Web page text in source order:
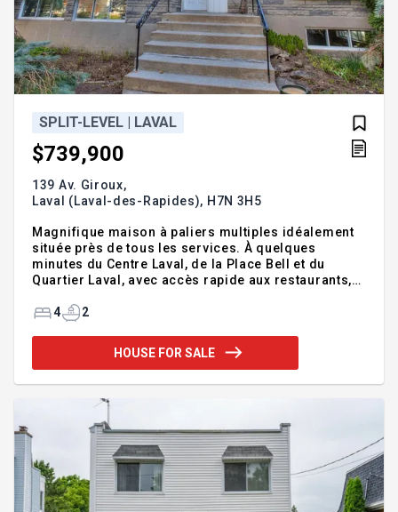
SPLIT-LEVEL | LAVAL
$739,900
139 Av. Giroux,
Laval (Laval-des-Rapides), H7N 3H5
Magnifique maison à paliers multiples idéalement
située près de tous les services. À quelques
minutes du Centre Laval, de la Place Bell et du
Quartier Laval, avec accès rapide aux restaurants,
transport en commun. Lumineuse et spacieuse, elle
complètes, de vastes espaces de vie, une cuisine
avec coin repas donnant sur la terrasse, une
Addendum:Cette maison se distingue par son
grand jardin et comprend également
4 2
HOUSE FOR SALE